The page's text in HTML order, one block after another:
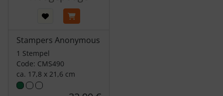
Stampers Anonymous
1 Stempel
Code: CMS490
ca. 17,8 x 21,6 cm